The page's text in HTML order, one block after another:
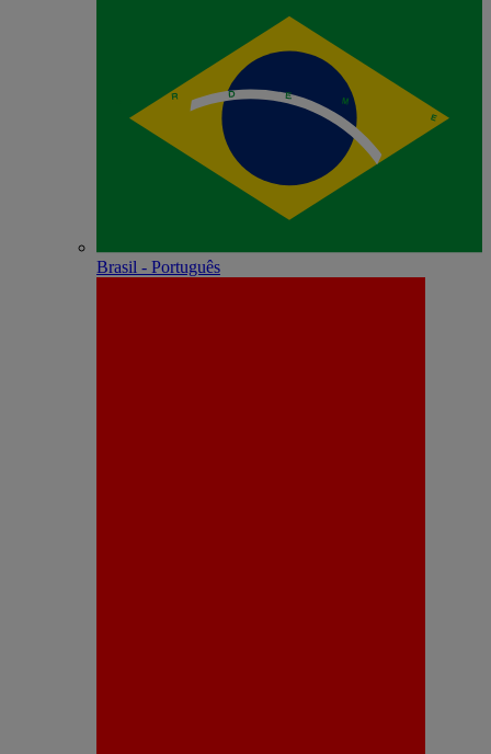
Brasil - Português